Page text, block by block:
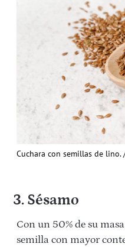
Cuchara con semillas de lino.
3. Sésamo
Con un 50% de su
semilla con mayor